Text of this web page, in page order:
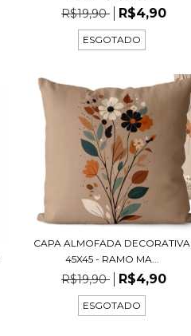
R$19,90 R$4,90
ESGOTADO
CAPA ALMOFADA DECORATIVA
45X45 - RAMO MA...
R$19,90 R$4,90
ESGOTADO